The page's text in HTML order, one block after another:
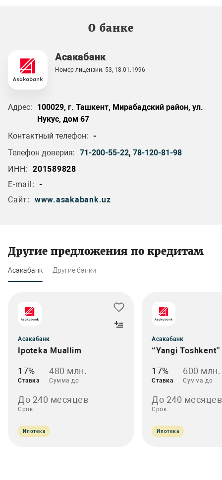
О банке
Асакабанк
Номер лицензии: 53, 18.01.1996
Адрес:
100029, г. Ташкент, Мирабадский район, ул.
Нукус, дом 67
Контактный телефон: -
Телефон доверия: 71-200-55-22, 78-120-81-98
ИНН:
201589828
E-mail: -
Сайт:
www.asakabank.uz
Другие предложения по кредитам
Асакабанк Другие банки
Асакабанк
Ipoteka Muallim
17%
Ставка
480 млн.
Сумма до
До 240 месяцев
Срок
Ипотека
Асакабанк
“Yangi Toshkent”
17%
Ставка
600 млн.
Сумма до
До 240 месяцев
Срок
Ипотека